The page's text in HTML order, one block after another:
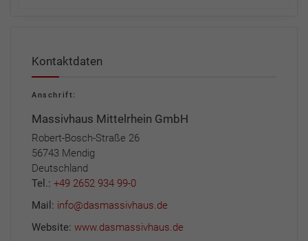
Kontaktdaten
Anschrift:
Massivhaus Mittelrhein GmbH
Robert-Bosch-Straße 26
56743 Mendig
Deutschland
Tel.: +49 2652 934 99-0
Mail: info@dasmassivhaus.de
Website: www.dasmassivhaus.de